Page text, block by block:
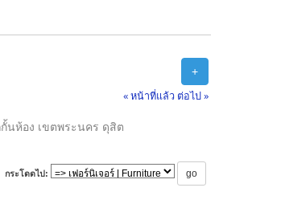
+
« หน้าที่แล้ว ต่อไป »
นห้อง เขตพระนคร ดุสิต
กระโดดไป: